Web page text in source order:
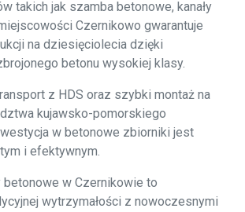
takich jak szamba betonowe, kanały
Czernikowo gwarantuje
na dziesięciolecia dzięki
betonu wysokiej klasy.
z HDS oraz szybki montaż na
kujawsko-pomorskiego
w betonowe zbiorniki jest
i efektywnym.
w Czernikowie to
wytrzymałości z nowoczesnymi